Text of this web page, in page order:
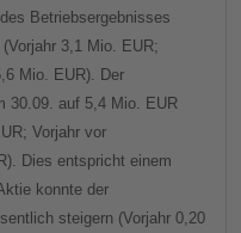
Betriebsergebnisses
3,1 Mio. EUR;
Mio. EUR). Der
30.09. auf 5,4 Mio. EUR
Vorjahr vor
Dies entspricht einem
konnte der
steigern (Vorjahr 0,20